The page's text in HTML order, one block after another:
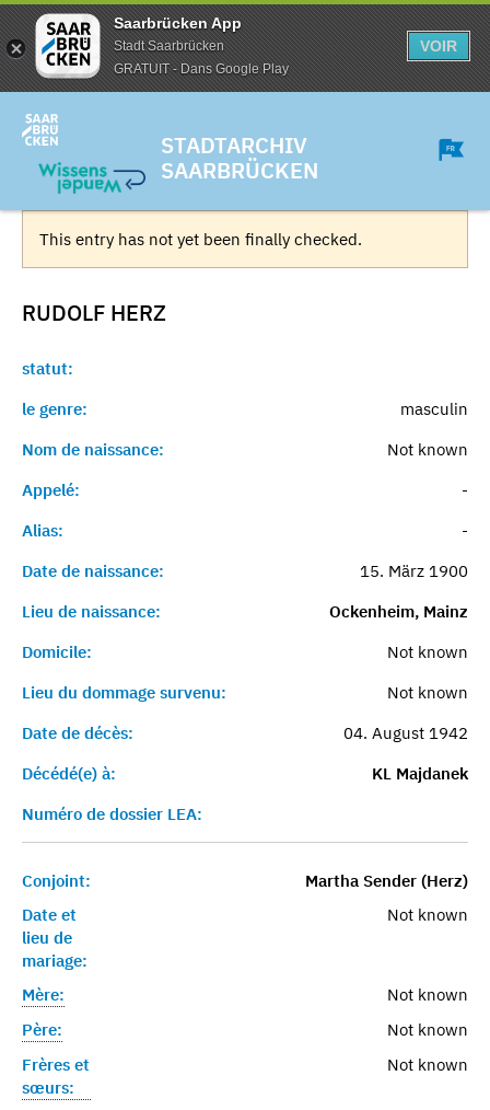
Saarbrücken App
Stadt Saarbrücken
GRATUIT - Dans Google Play
VOIR
STADTARCHIV
SAARBRÜCKEN
This entry has not yet been finally checked.
RUDOLF HERZ
statut:
le genre:
masculin
Nom de naissance:
Not known
Appelé:
-
Alias:
-
Date de naissance:
15. März 1900
Lieu de naissance:
Ockenheim, Mainz
Domicile:
Not known
Lieu du dommage survenu:
Not known
Date de décès:
04. August 1942
Décédé(e) à:
KL Majdanek
Numéro de dossier LEA:
Conjoint:
Martha Sender (Herz)
Date et
lieu de
mariage:
Not known
Mère:
Not known
Père:
Not known
Frères et
sœurs:
Not known